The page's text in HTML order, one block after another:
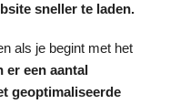
sneller te laden.
als je begint met het
er een aantal
geoptimaliseerde